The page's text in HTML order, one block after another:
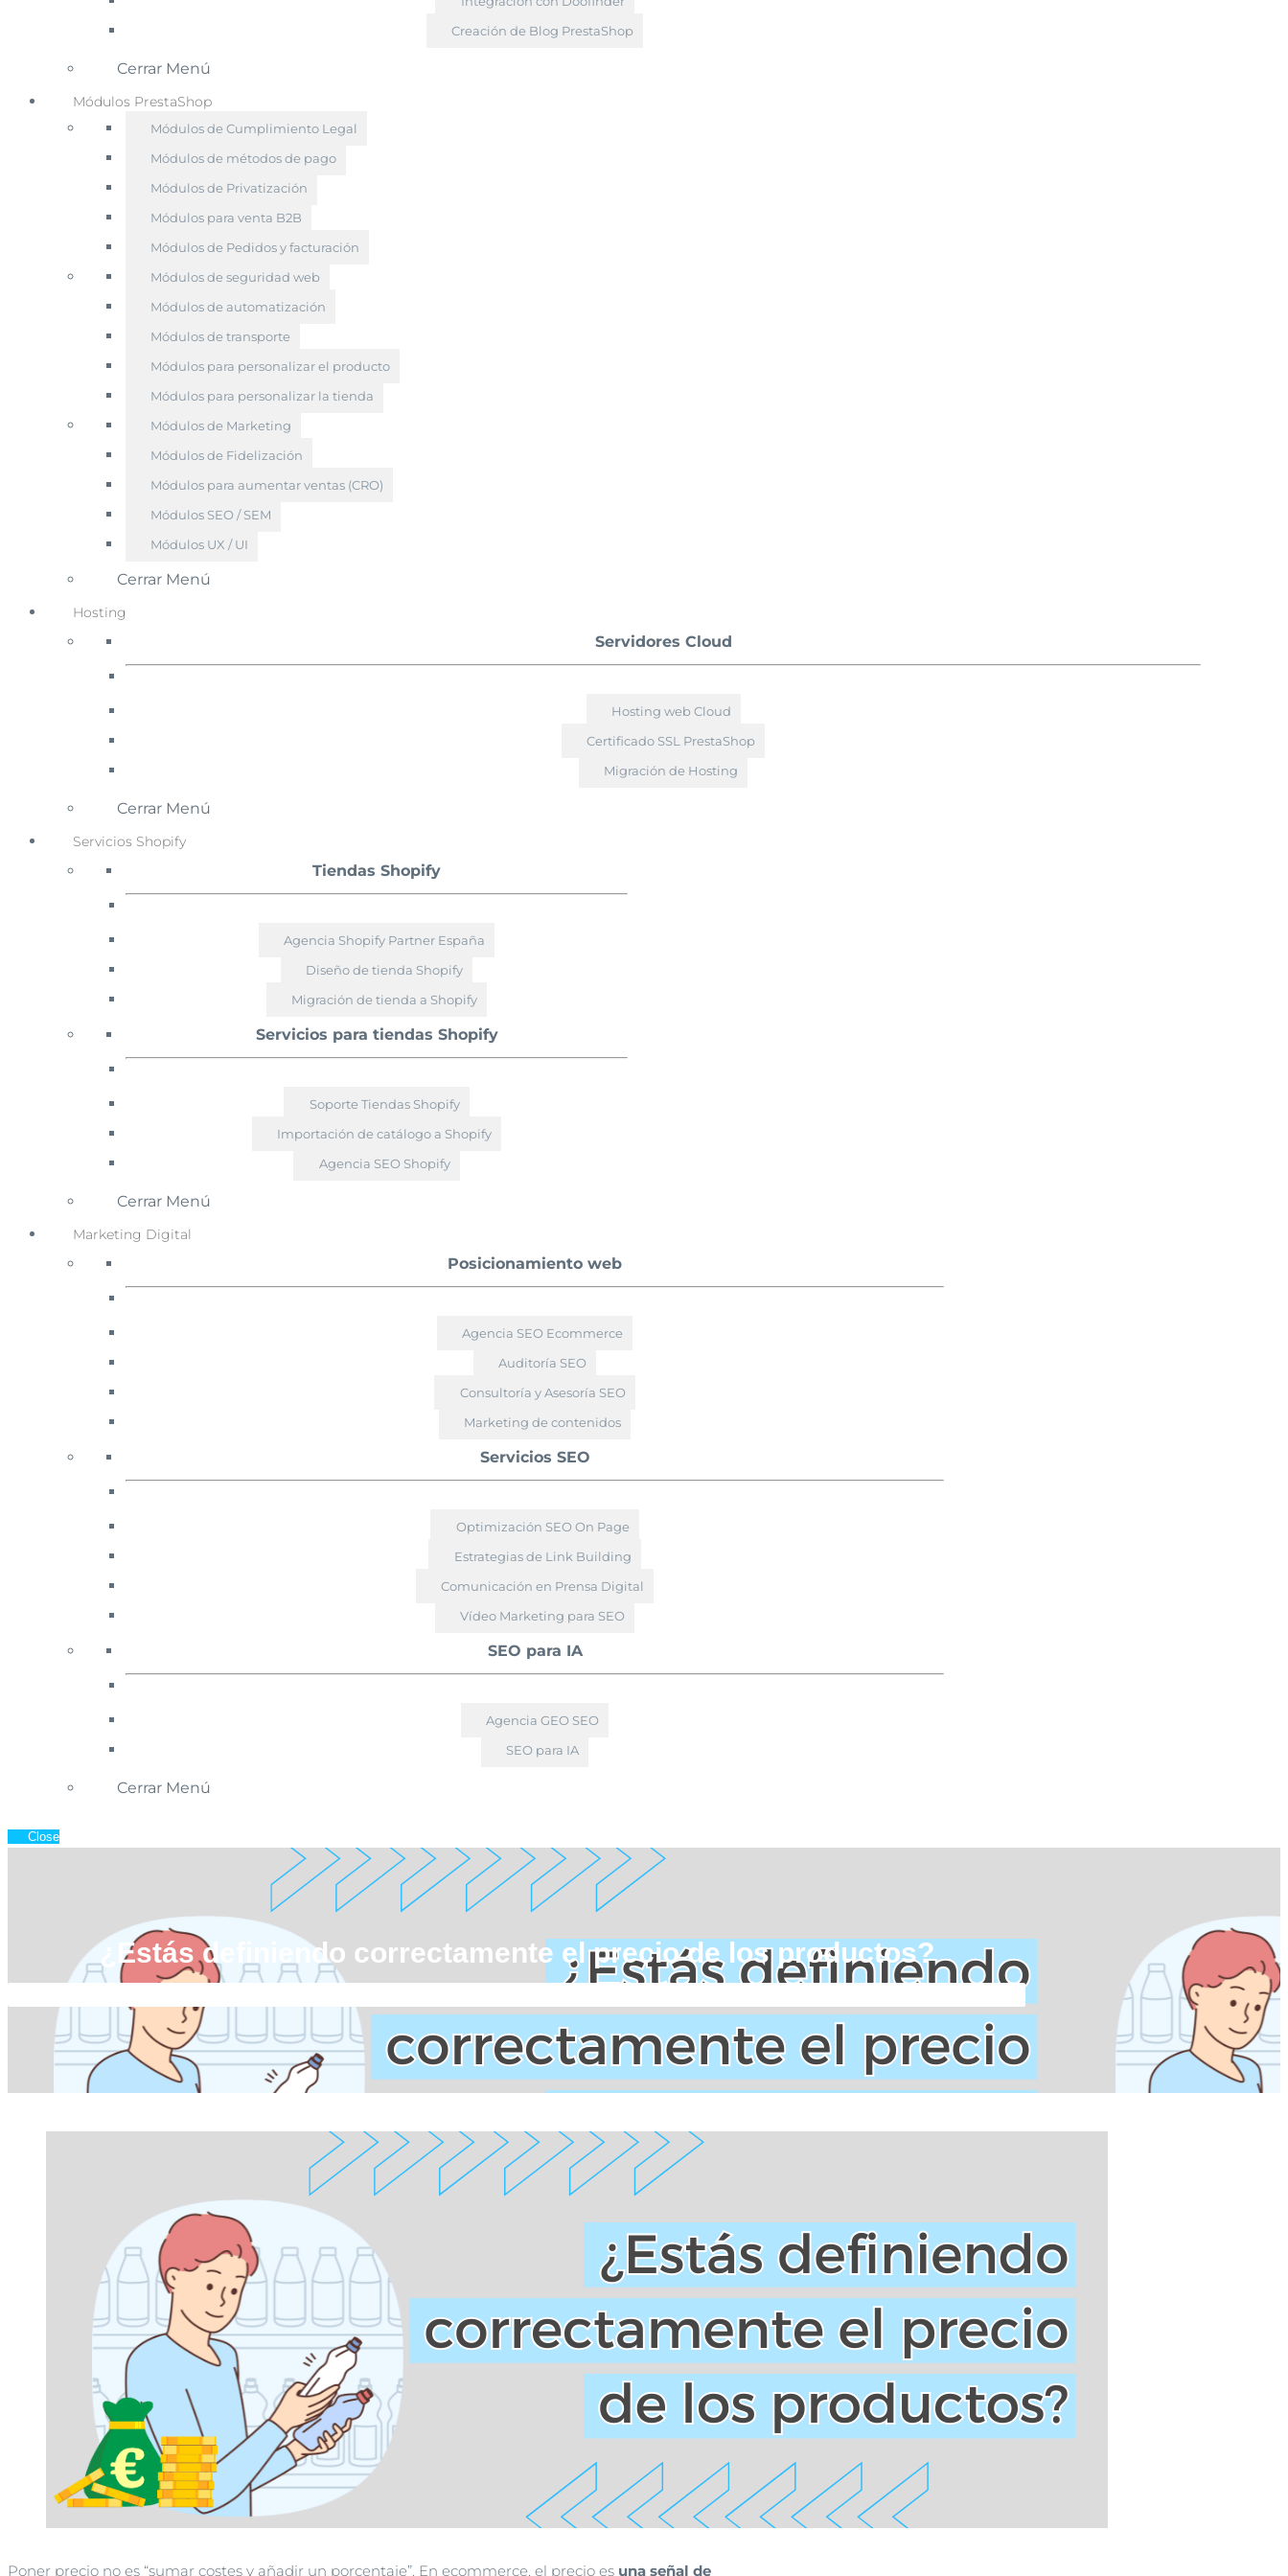
Creación de Blog PrestaShop
Cerrar Menú
Módulos PrestaShop
Módulos de Cumplimiento Legal
Módulos de métodos de pago
Módulos de Privatización
Módulos para venta B2B
Módulos de Pedidos y facturación
Módulos de seguridad web
Módulos de automatización
Módulos de transporte
Módulos para personalizar el producto
Módulos para personalizar la tienda
Módulos de Marketing
Módulos de Fidelización
Módulos para aumentar ventas (CRO)
Módulos SEO / SEM
Módulos UX / UI
Cerrar Menú
Hosting
Servidores Cloud
Hosting web Cloud
Certificado SSL PrestaShop
Migración de Hosting
Cerrar Menú
Servicios Shopify
Tiendas Shopify
Agencia Shopify Partner España
Diseño de tienda Shopify
Migración de tienda a Shopify
Servicios para tiendas Shopify
Soporte Tiendas Shopify
Importación de catálogo a Shopify
Agencia SEO Shopify
Cerrar Menú
Marketing Digital
Posicionamiento web
Agencia SEO Ecommerce
Auditoría SEO
Consultoría y Asesoría SEO
Marketing de contenidos
Servicios SEO
Optimización SEO On Page
Estrategias de Link Building
Comunicación en Prensa Digital
Vídeo Marketing para SEO
SEO para IA
Agencia GEO SEO
SEO para IA
Cerrar Menú
Close
¿Estás definiendo correctamente el precio de los productos?
Poner precio no es “sumar costes y añadir un porcentaje”. En ecommerce, el precio es una señal de